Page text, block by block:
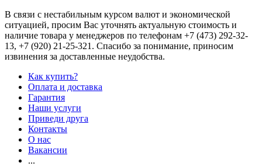
В связи с нестабильным курсом валют и экономической
ситуацией, просим Вас уточнять актуальную стоимость и
наличие товара у менеджеров по телефонам +7 (473) 292-32-
13, +7 (920) 21-25-321 . Спасибо за понимание, приносим
извинения за доставленные неудобства.
Как купить?
Оплата и доставка
Гарантия
Наши услуги
Приведи друга
Контакты
О нас
Вакансии
...